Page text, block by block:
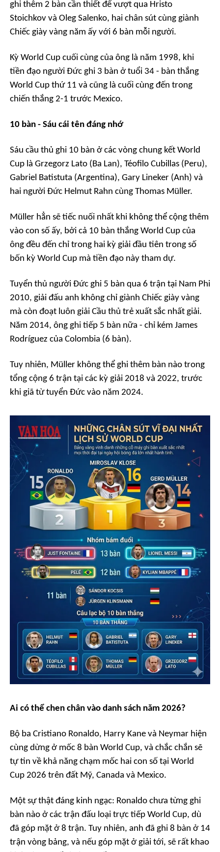
ghi thêm 2 bàn cần thiết để vượt qua Hristo
Stoichkov và Oleg Salenko, hai chân sút cùng giành
Chiếc giày vàng năm ấy với 6 bàn mỗi người.
Kỳ World Cup cuối cùng của ông là năm 1998, khi
tiền đạo người Đức ghi 3 bàn ở tuổi 34 - bàn thắng
World Cup thứ 11 và cũng là cuối cùng đến trong
chiến thắng 2-1 trước Mexico.
10 bàn - Sáu cái tên đáng nhớ
Sáu cầu thủ ghi 10 bàn ở các vòng chung kết World
Cup là Grzegorz Lato (Ba Lan), Téofilo Cubillas (Peru),
Gabriel Batistuta (Argentina), Gary Lineker (Anh) và
hai người Đức Helmut Rahn cùng Thomas Müller.
Müller hẳn sẽ tiếc nuối nhất khi không thể cộng thêm
vào con số ấy, bởi cả 10 bàn thắng World Cup của
ông đều đến chỉ trong hai kỳ giải đầu tiên trong số
bốn kỳ World Cup mà tiền đạo này tham dự.
Tuyển thủ người Đức ghi 5 bàn qua 6 trận tại Nam Phi
2010, giải đấu anh không chỉ giành Chiếc giày vàng
mà còn đoạt luôn giải Cầu thủ trẻ xuất sắc nhất giải.
Năm 2014, ông ghi tiếp 5 bàn nữa - chỉ kém James
Rodríguez của Colombia (6 bàn).
Tuy nhiên, Müller không thể ghi thêm bàn nào trong
tổng cộng 6 trận tại các kỳ giải 2018 và 2022, trước
khi giã từ tuyển Đức vào năm 2024.
Ai có thể chen chân vào danh sách năm 2026?
Bộ ba Cristiano Ronaldo, Harry Kane và Neymar hiện
cùng dừng ở mốc 8 bàn World Cup, và chắc chắn sẽ
tự tin về khả năng chạm mốc hai con số tại World
Cup 2026 trên đất Mỹ, Canada và Mexico.
Một sự thật đáng kinh ngạc: Ronaldo chưa từng ghi
bàn nào ở các trận đấu loại trực tiếp World Cup, dù
đã góp mặt ở 8 trận. Tuy nhiên, anh đã ghi 8 bàn ở 14
trận vòng bảng, và nếu góp mặt ở giải tới, sẽ rất khao